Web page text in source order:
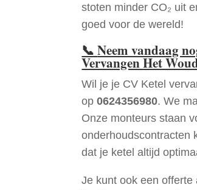
stoten minder CO₂ uit
goed voor de wereld!
📞Neem vandaag
Vervangen Het
Wil je je CV Ketel
op0624356980. We
Onze monteurs staan
onderhoudscontracten
dat je ketel altijd
Je kunt ook een